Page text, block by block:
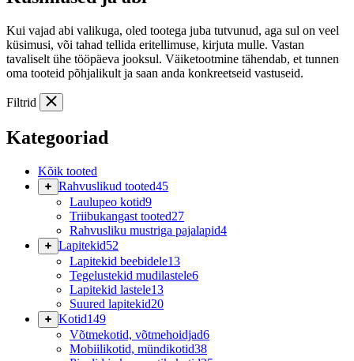
Kui vajad abi valikuga, oled tootega juba tutvunud, aga sul on veel
küsimusi, või tahad tellida eritellimuse, kirjuta mulle. Vastan
tavaliselt ühe tööpäeva jooksul. Väiketootmine tähendab, et tunnen
oma tooteid põhjalikult ja saan anda konkreetseid vastuseid.
Filtrid
Kategooriad
Kõik tooted
Rahvuslikud tooted45
Laulupeo kotid9
Triibukangast tooted27
Rahvusliku mustriga pajalapid4
Lapitekid52
Lapitekid beebidele13
Tegelustekid mudilastele6
Lapitekid lastele13
Suured lapitekid20
Kotid149
Võtmekotid, võtmehoidjad6
Mobiilikotid, mündikotid38